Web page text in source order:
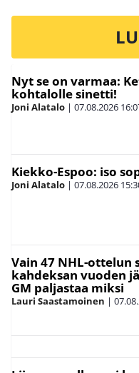
Nyt se on varmaa:
kohtalolle sinetti!
Joni Alatalo | 07.08.2026
Kiekko-Espoo: iso
Joni Alatalo | 07.08.2026
Vain 47 NHL-ottelun
kahdeksan vuoden
GM paljastaa miksi
Lauri Saastamoinen |